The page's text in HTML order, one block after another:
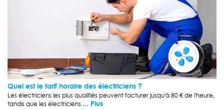
Quel est le tarif horaire des électriciens ?
Les électriciens les plus qualifiés peuvent facturer jusqu'à 80 € de l'heure,
tandis que les électriciens ... Plus